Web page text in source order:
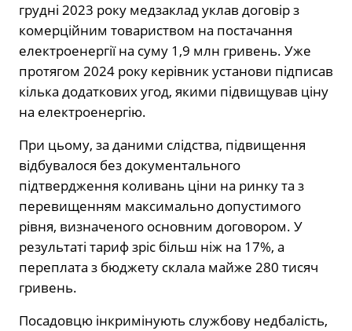
грудні 2023 року медзаклад уклав договір з
комерційним товариством на постачання
електроенергії на суму 1,9 млн гривень. Уже
протягом 2024 року керівник установи підписав
кілька додаткових угод, якими підвищував ціну
на електроенергію.
При цьому, за даними слідства, підвищення
відбувалося без документального
підтвердження коливань ціни на ринку та з
перевищенням максимально допустимого
рівня, визначеного основним договором. У
результаті тариф зріс більш ніж на 17%, а
переплата з бюджету склала майже 280 тисяч
гривень.
Посадовцю інкримінують службову недбалість,